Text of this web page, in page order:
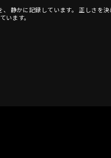
静かに記録しています。 正しさを決
います。